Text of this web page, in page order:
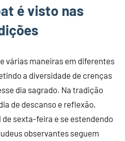
é visto nas
várias maneiras em diferentes
a diversidade de crenças
dia sagrado. Na tradição
de descanso e reflexão,
de sexta-feira e se estendendo
observantes seguem